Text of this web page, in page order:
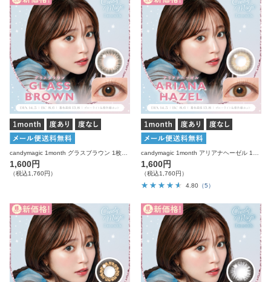
1,600円
（税込1,760円）
1,600円
（税込1,760円）
4.80 （5）